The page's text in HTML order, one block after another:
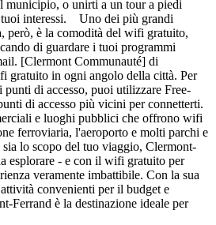
municipio, o unirti a un tour a piedi
tuoi interessi. Uno dei più grandi
però, è la comodità del wifi gratuito,
di guardare i tuoi programmi
[Clermont Communauté] di
gratuito in ogni angolo della città. Per
di accesso, puoi utilizzare Free-
di accesso più vicini per connetterti.
e luoghi pubblici che offrono wifi
ferroviaria, l'aeroporto e molti parchi e
lo scopo del tuo viaggio, Clermont-
esplorare - e con il wifi gratuito per
veramente imbattibile. Con la sua
convenienti per il budget e
Ferrand è la destinazione ideale per